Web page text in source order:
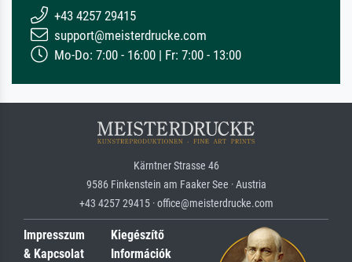
+43 4257 29415
support@meisterdrucke.com
Mo-Do: 7:00 - 16:00 | Fr: 7:00 - 13:00
Kärntner Strasse 46
9586 Finkenstein am Faaker See · Austria
+43 4257 29415 · office@meisterdrucke.com
Impresszum
& Kapcsolat
Kiegészítő
Információk